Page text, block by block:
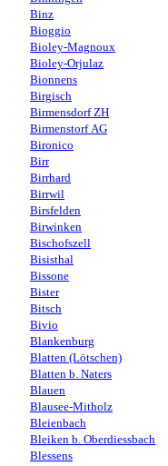
Binz
Bioggio
Bioley-Magnoux
Bioley-Orjulaz
Bionnens
Birgisch
Birmensdorf ZH
Birmenstorf AG
Bironico
Birr
Birrhard
Birrwil
Birsfelden
Birwinken
Bischofszell
Bisisthal
Bissone
Bister
Bitsch
Bivio
Blankenburg
Blatten (Lötschen)
Blatten b. Naters
Blauen
Blausee-Mitholz
Bleienbach
Bleiken b. Oberdiessbach
Blessens